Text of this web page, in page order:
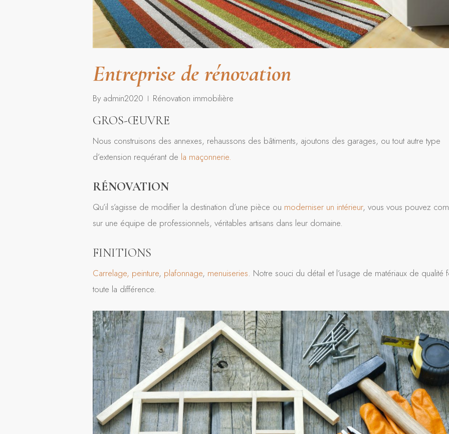
Entreprise de rénovation
By admin2020 Rénovation immobilière
GROS-ŒUVRE
Nous construisons des annexes, rehaussons des bâtiments, ajoutons des garages, ou tout autre type
d’extension requérant de la maçonnerie.
RÉNOVATION
Qu’il s’agisse de modifier la destination d’une pièce ou moderniser un intérieur, vous vous pouvez
sur une équipe de professionnels, véritables artisans dans leur domaine.
FINITIONS
Carrelage, peinture, plafonnage, menuiseries. Notre souci du détail et l’usage de matériaux de qualité
toute la différence.